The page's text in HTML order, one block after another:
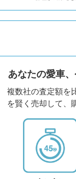
あなたの愛車
複数社の査定額を
を賢く売却して、